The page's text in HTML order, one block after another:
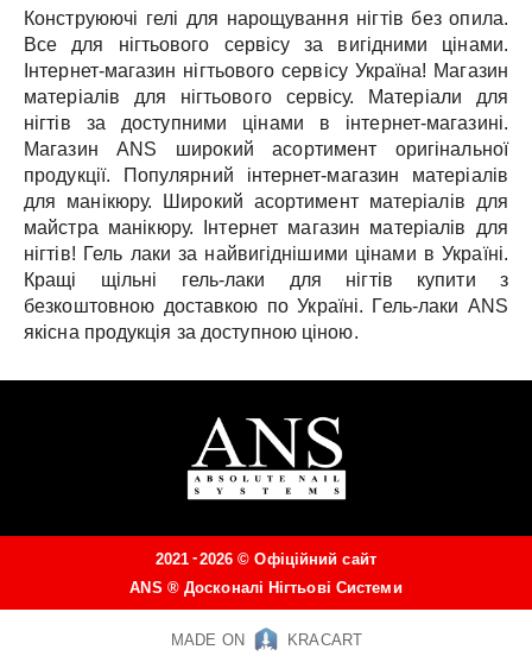
Конструюючі гелі для нарощування нігтів без опила.
Все для нігтьового сервісу за вигідними цінами.
Інтернет-магазин нігтьового сервісу Україна! Магазин
матеріалів для нігтьового сервісу.
Матеріали для
нігтів за доступними цінами в інтернет-магазині.
Магазин ANS широкий асортимент оригінальної
продукції.
Популярний інтернет-магазин матеріалів
для манікюру.
Широкий асортимент матеріалів для
майстра манікюру.
Інтернет магазин матеріалів для
нігтів! Гель лаки за найвигіднішими цінами в Україні.
Кращі щільні гель-лаки для нігтів купити з
безкоштовною доставкою по Україні. Гель-лаки ANS
якісна продукція за доступною ціною.
2021 -2026 ©Офіційний сайт
ANS ® Досконалі Нігтьові Системи
MADE ON KRACART